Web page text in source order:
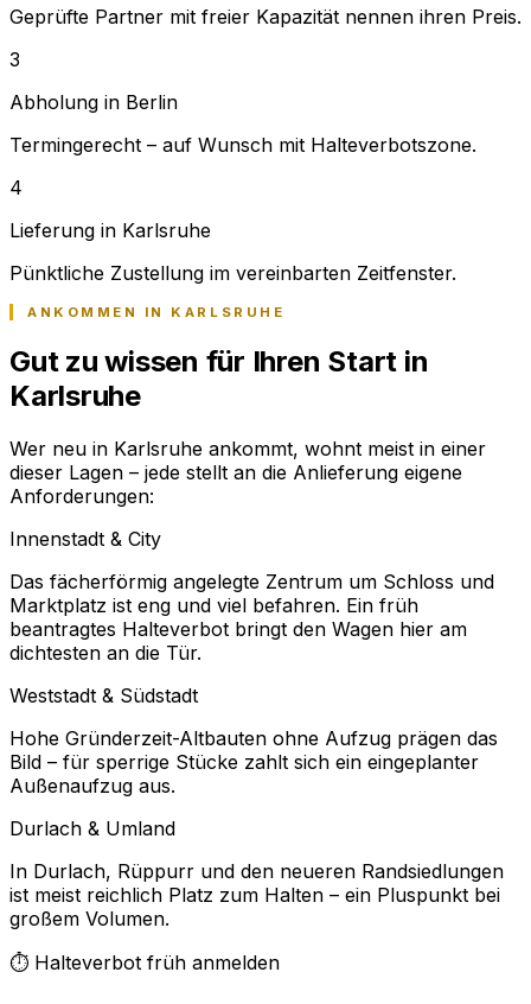
Geprüfte Partner mit freier Kapazität nennen ihren Preis.
3
Abholung in Berlin
Termingerecht – auf Wunsch mit Halteverbotszone.
4
Lieferung in Karlsruhe
Pünktliche Zustellung im vereinbarten Zeitfenster.
ANKOMMEN IN KARLSRUHE
Gut zu wissen für Ihren Start in
Karlsruhe
Wer neu in Karlsruhe ankommt, wohnt meist in einer
dieser Lagen – jede stellt an die Anlieferung eigene
Anforderungen:
Innenstadt & City
Das fächerförmig angelegte Zentrum um Schloss und
Marktplatz ist eng und viel befahren. Ein früh
beantragtes Halteverbot bringt den Wagen hier am
dichtesten an die Tür.
Weststadt & Südstadt
Hohe Gründerzeit-Altbauten ohne Aufzug prägen das
Bild – für sperrige Stücke zahlt sich ein eingeplanter
Außenaufzug aus.
Durlach & Umland
In Durlach, Rüppurr und den neueren Randsiedlungen
ist meist reichlich Platz zum Halten – ein Pluspunkt bei
großem Volumen.
⏱️ Halteverbot früh anmelden